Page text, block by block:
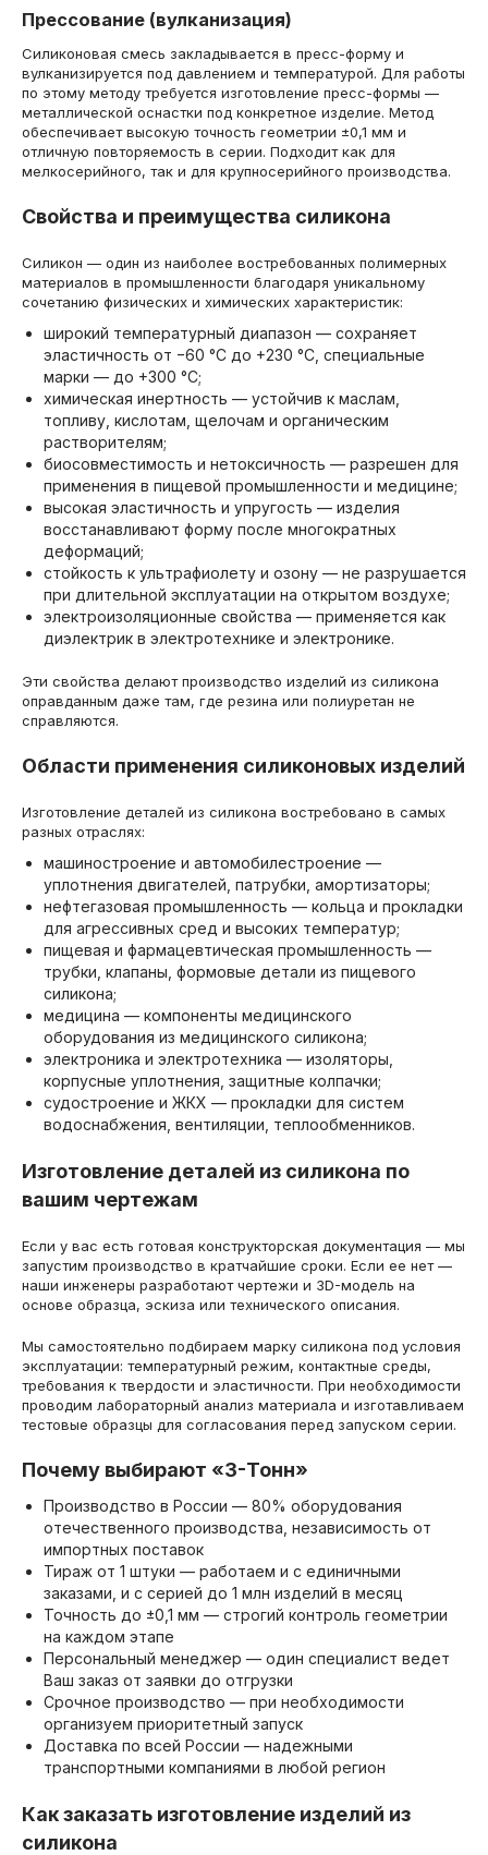
Прессование (вулканизация)
Силиконовая смесь закладывается в пресс-форму и
вулканизируется под давлением и температурой. Для работы
по этому методу требуется изготовление пресс-формы —
металлической оснастки под конкретное изделие. Метод
обеспечивает высокую точность геометрии ±0,1 мм и
отличную повторяемость в серии. Подходит как для
мелкосерийного, так и для крупносерийного производства.
Свойства и преимущества силикона
Силикон — один из наиболее востребованных полимерных
материалов в промышленности благодаря уникальному
сочетанию физических и химических характеристик:
широкий температурный диапазон — сохраняет
эластичность от −60 °C до +230 °C, специальные
марки — до +300 °C;
химическая инертность — устойчив к маслам,
топливу, кислотам, щелочам и органическим
растворителям;
биосовместимость и нетоксичность — разрешен для
применения в пищевой промышленности и медицине;
высокая эластичность и упругость — изделия
восстанавливают форму после многократных
деформаций;
стойкость к ультрафиолету и озону — не разрушается
при длительной эксплуатации на открытом воздухе;
электроизоляционные свойства — применяется как
диэлектрик в электротехнике и электронике.
Эти свойства делают производство изделий из силикона
оправданным даже там, где резина или полиуретан не
справляются.
Области применения силиконовых изделий
Изготовление деталей из силикона востребовано в самых
разных отраслях:
машиностроение и автомобилестроение —
уплотнения двигателей, патрубки, амортизаторы;
нефтегазовая промышленность — кольца и прокладки
для агрессивных сред и высоких температур;
пищевая и фармацевтическая промышленность —
трубки, клапаны, формовые детали из пищевого
силикона;
медицина — компоненты медицинского
оборудования из медицинского силикона;
электроника и электротехника — изоляторы,
корпусные уплотнения, защитные колпачки;
судостроение и ЖКХ — прокладки для систем
водоснабжения, вентиляции, теплообменников.
Изготовление деталей из силикона по
вашим чертежам
Если у вас есть готовая конструкторская документация — мы
запустим производство в кратчайшие сроки. Если ее нет —
наши инженеры разработают чертежи и 3D-модель на
основе образца, эскиза или технического описания.
Мы самостоятельно подбираем марку силикона под условия
эксплуатации: температурный режим, контактные среды,
требования к твердости и эластичности. При необходимости
проводим лабораторный анализ материала и изготавливаем
тестовые образцы для согласования перед запуском серии.
Почему выбирают «3-Тонн»
Производство в России — 80% оборудования
отечественного производства, независимость от
импортных поставок
Тираж от 1 штуки — работаем и с единичными
заказами, и с серией до 1 млн изделий в месяц
Точность до ±0,1 мм — строгий контроль геометрии
на каждом этапе
Персональный менеджер — один специалист ведет
Ваш заказ от заявки до отгрузки
Срочное производство — при необходимости
организуем приоритетный запуск
Доставка по всей России — надежными
транспортными компаниями в любой регион
Как заказать изготовление изделий из
силикона